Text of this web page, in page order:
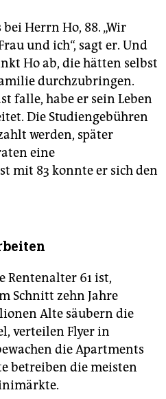
Herrn Ho, 88. „Wir
und ich“, sagt er. Und
Ho ab, die hätten selbst
durchzubringen.
falle, habe er sein Leben
Die Studiengebühren
werden, später
eine
mit 83 konnte er sich den
Rentenalter 61 ist,
Schnitt zehn Jahre
Alte säubern die
verteilen Flyer in
die Apartments
betreiben die meisten